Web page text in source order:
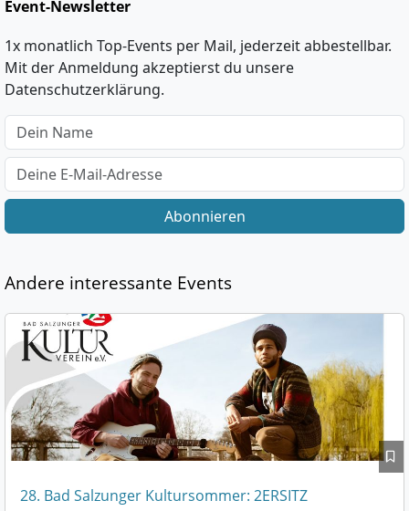
Event-Newsletter
1x monatlich Top-Events per Mail, jederzeit abbestellbar.
Mit der Anmeldung akzeptierst du unsere
Datenschutzerklärung.
Abonnieren
Andere interessante Events
28. Bad Salzunger Kultursommer: 2ERSITZ